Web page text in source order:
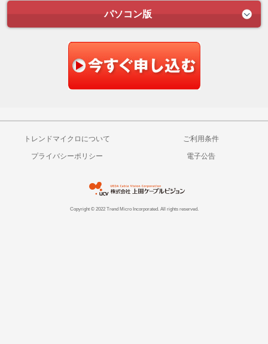
パソコン版
トレンドマイクロについて ご利用条件
プライバシーポリシー 電子公告
Copyright © 2022 Trend Micro Incorporated. All rights reserved.